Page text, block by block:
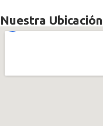
Nuestra Ubicación